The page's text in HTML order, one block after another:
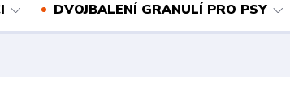
DVOJBALENÍ GRANULÍ PRO PSY